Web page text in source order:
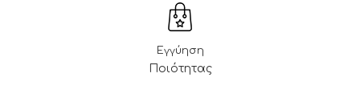
Εγγύηση
Ποιότητας